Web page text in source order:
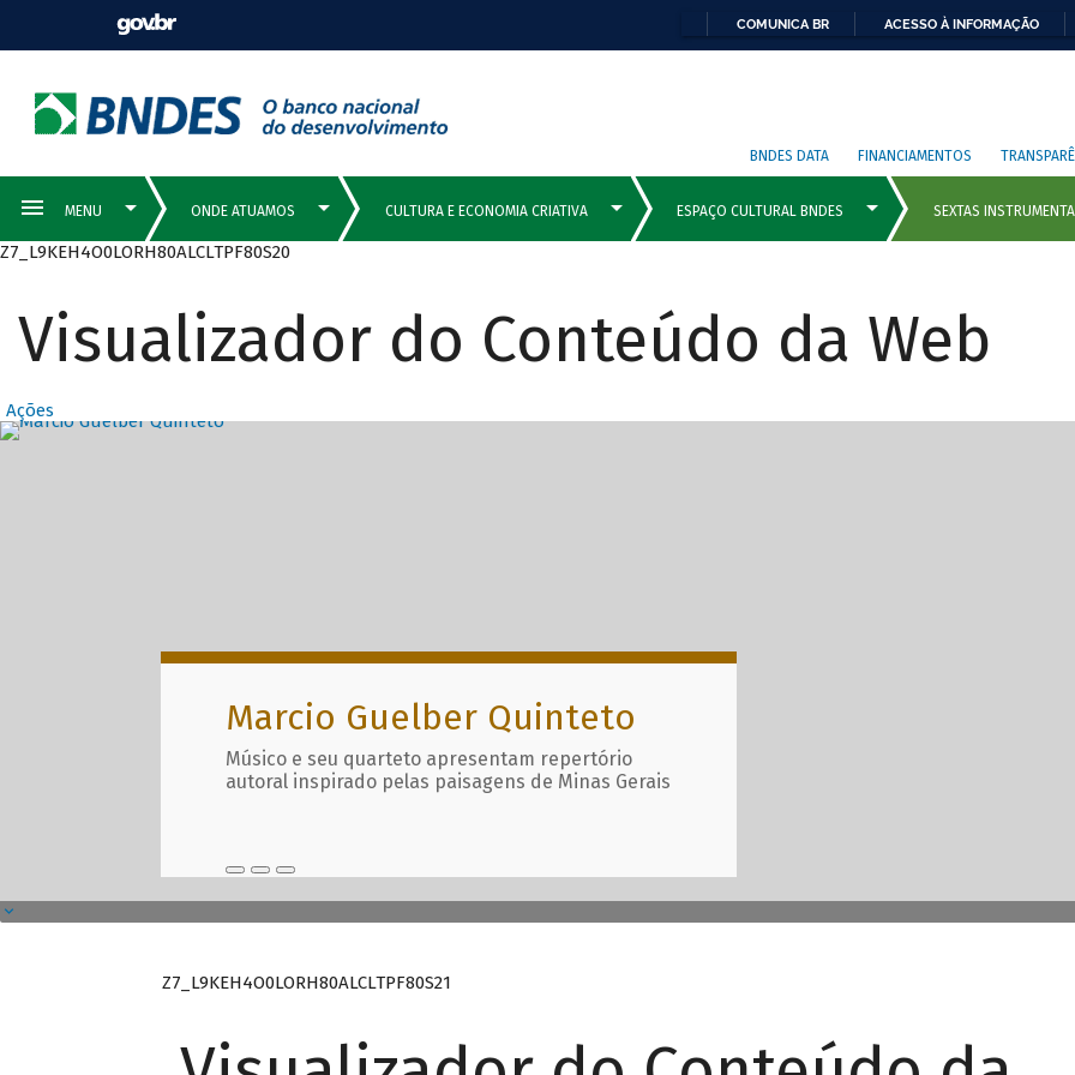
COMUNICA BR ACESSO À INFORMAÇÃO
BNDES DATA FINANCIAMENTOS
Z7_L9KEH4O0LORH80ALCLTPF80S20
Visualizador do Conteúdo da Web
Ações
Destaques Principais com
Marcio Guelber Quinteto
Músico e seu quarteto apresentam repertório
autoral inspirado pelas paisagens de Minas Gerais
Z7_L9KEH4O0LORH80ALCLTPF80S21